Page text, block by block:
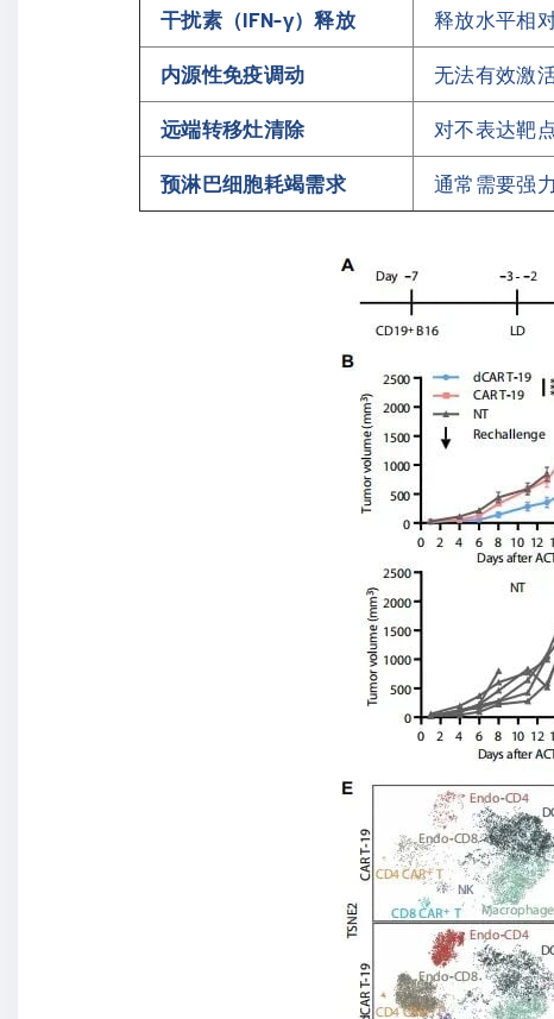
干扰素（IFN-γ）释放 释放水平相
内源性免疫调动 无法有效激
远端转移灶清除 对不表达靶
预淋巴细胞耗竭需求 通常需要强